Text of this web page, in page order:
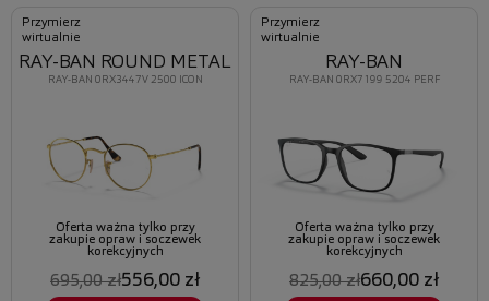
Przymierz
wirtualnie
RAY-BAN 0RX3447V 2500 ICON
RAY-BAN ROUND METAL
Oferta ważna tylko przy
zakupie opraw i soczewek
korekcyjnych
695,00 zł556,00 zł
Przymierz
wirtualnie
RAY-BAN 0RX7199 5204 PERF
RAY-BAN
Oferta ważna tylko przy
zakupie opraw i soczewek
korekcyjnych
825,00 zł660,00 zł